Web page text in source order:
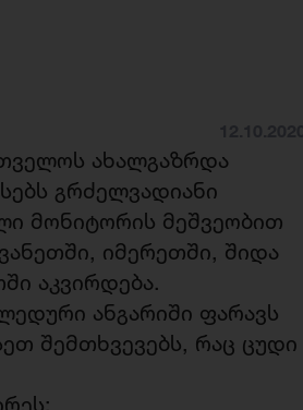
ახალგაზრდა
გრძელვადიანი
მონიტორის მეშვეობით
იმერეთში, შიდა
აკვირდება.
ანგარიში ფარავს
შემთხვევებს, რაც ცუდი